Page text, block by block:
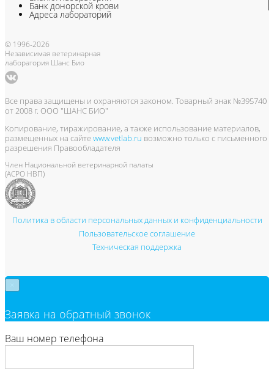
Банк донорской крови
Адреса лабораторий
© 1996-2026
Независимая ветеринарная
лаборатория Шанс Био
Все права защищены и охраняются законом. Товарный знак №395740
от 2008 г. ООО "ШАНС БИО"
Копирование, тиражирование, а также использование материалов,
размещенных на сайтеwww.vetlab.ru возможно только с письменного
разрешения Правообладателя
Член Национальной ветеринарной палаты
(АСРО НВП)
Политика в области персональных данных и конфиденциальности
Пользовательское соглашение
Техническая поддержка
Заявка на обратный звонок
Ваш номер телефона